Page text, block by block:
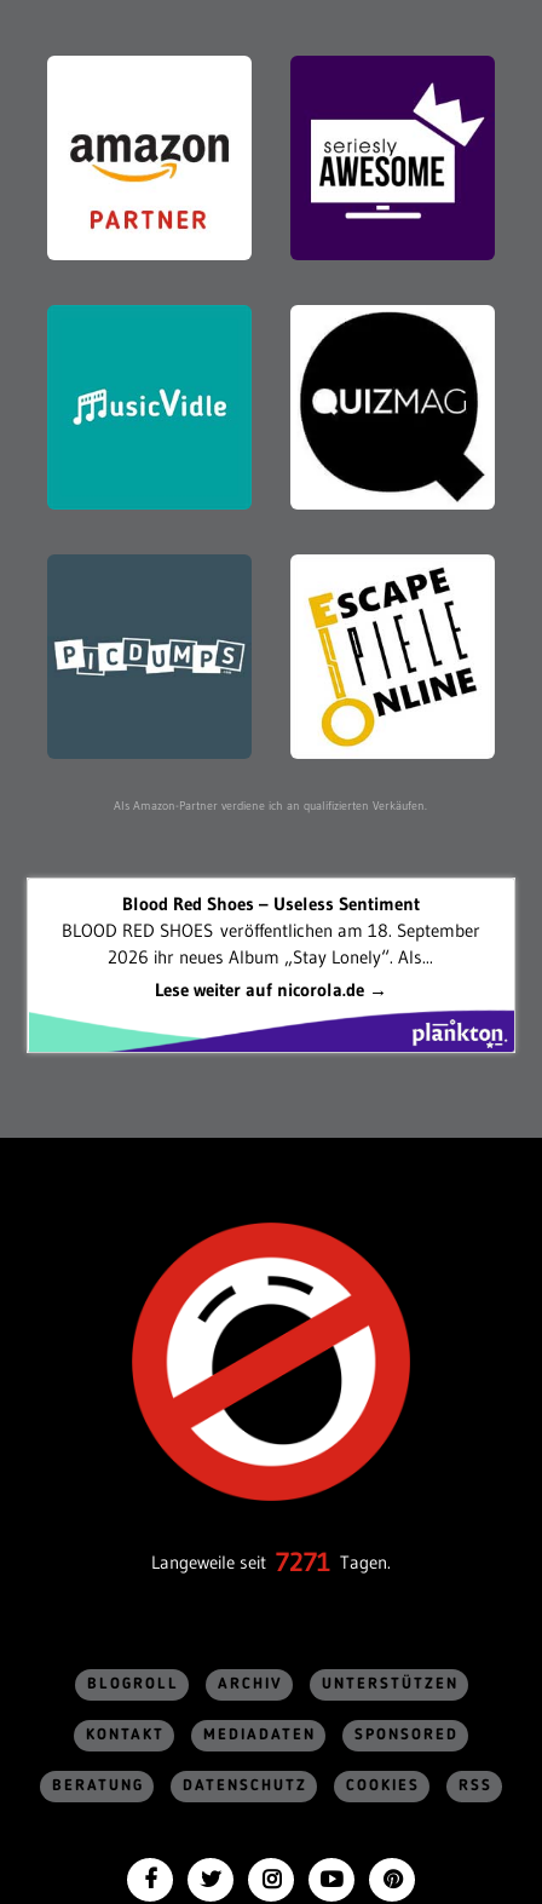
Als Amazon-Partner verdiene ich an qualifizierten Verkäufen.
Blood Red Shoes – Useless Sentiment
BLOOD RED SHOES veröffentlichen am 18. September
2026 ihr neues Album „Stay Lonely“. Als...
Lese weiter auf nicorola.de →
Langeweile seit 7271 Tagen.
BLOGROLL ARCHIV UNTERSTÜTZEN
KONTAKT MEDIADATEN SPONSORED
BERATUNG DATENSCHUTZ COOKIES RSS